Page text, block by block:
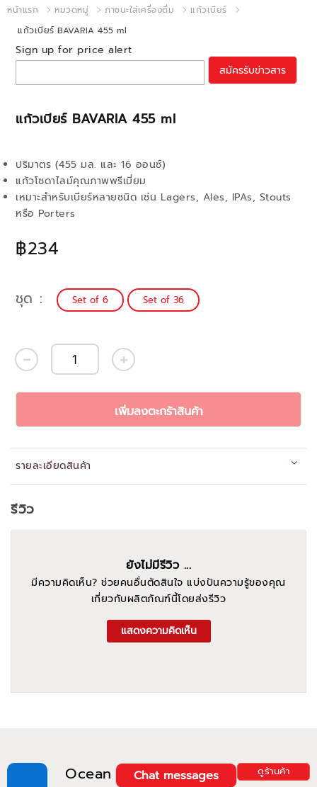
หน้าแรก หมวดหมู่ ภาชนะใส่เครื่องดื่ม
แก้วเบียร์
แก้วเบียร์ BAVARIA 455 ml
แก้วเบียร์ BAVARIA 455 ml
฿234
ปริมาตร (455 มล. และ 16 ออนซ์)
แก้วโซดาไลม์คุณภาพพรีเมี่ยม
เหมาะสำหรับเบียร์หลายชนิด เช่น Lagers, Ales, IPAs, Stouts
หรือ Porters
Sign up for price alert
สมัครรับข่าวสาร
ชุด Set of 6 Set of 36
เพิ่มลงตะกร้าสินค้า
รายละเอียดสินค้า
Ocean ดูร้านค้า
Chat messages
รีวิว
ยังไม่มีรีวิว ...
มีความคิดเห็น? ช่วยคนอื่นตัดสินใจ แบ่งปันความรู้ของคุณ
เกี่ยวกับผลิตภัณฑ์นี้โดยส่งรีวิว
แสดงความคิดเห็น